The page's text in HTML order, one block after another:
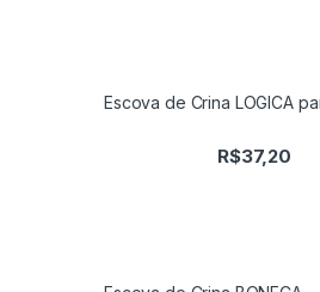
Escova de Crina LOGICA
R$37,20